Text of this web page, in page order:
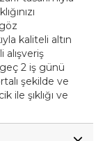
kaliteli altın
2 iş günü
şekilde ve
ile şıklığı ve